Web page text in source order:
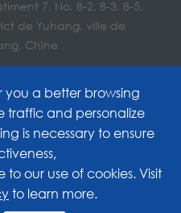
7, No. 8-2, 8-3, 8-5,
de Yuhang, ville de
Chine
Jia Tech. Co., Ltd.
you a better browsing
traffic and personalize
is necessary to ensure
to our use of cookies. Visit
to learn more.